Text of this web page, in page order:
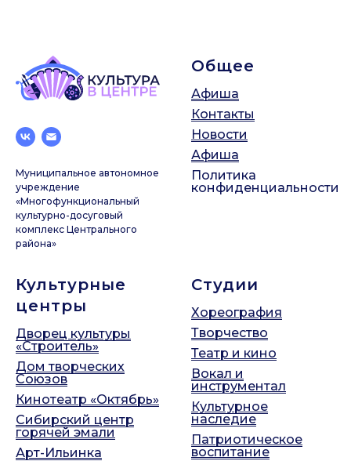
Муниципальное автономное
учреждение
«Многофункциональный
культурно-досуговый
комплекс Центрального
района»
Общее
Афиша
Контакты
Новости
Афиша
Политика
конфиденциальности
Культурные
центры
Дворец культуры
«Строитель»
Дом творческих
Союзов
Кинотеатр «Октябрь»
Сибирский центр
горячей эмали
Арт-Ильинка
Студии
Хореография
Творчество
Театр и кино
Вокал и
инструментал
Культурное
наследие
Патриотическое
воспитание